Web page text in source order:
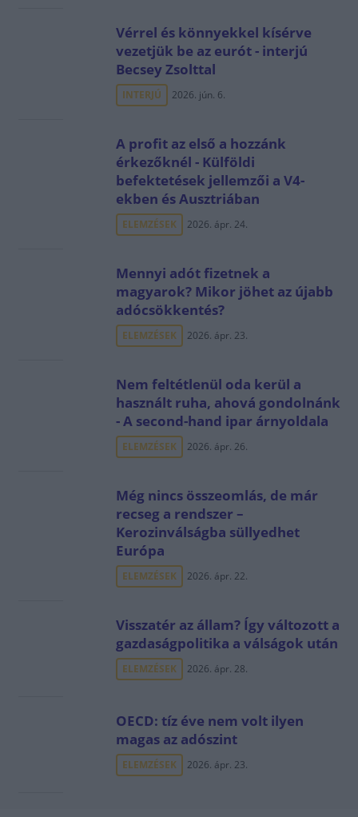
Vérrel és könnyekkel kísérve
vezetjük be az eurót - interjú
Becsey Zsolttal
INTERJÚ 2026. jún. 6.
A profit az első a hozzánk
érkezőknél - Külföldi
befektetések jellemzői a V4-
ekben és Ausztriában
ELEMZÉSEK 2026. ápr. 24.
Mennyi adót fizetnek a
magyarok? Mikor jöhet az újabb
adócsökkentés?
ELEMZÉSEK 2026. ápr. 23.
Nem feltétlenül oda kerül a
használt ruha, ahová gondolnánk
- A second-hand ipar árnyoldala
ELEMZÉSEK 2026. ápr. 26.
Még nincs összeomlás, de már
recseg a rendszer –
Kerozinválságba süllyedhet
Európa
ELEMZÉSEK 2026. ápr. 22.
Visszatér az állam? Így változott a
gazdaságpolitika a válságok után
ELEMZÉSEK 2026. ápr. 28.
OECD: tíz éve nem volt ilyen
magas az adószint
ELEMZÉSEK 2026. ápr. 23.